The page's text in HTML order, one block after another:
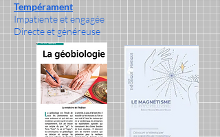
Tempérament
Impatiente et engagée
Directe et généreuse